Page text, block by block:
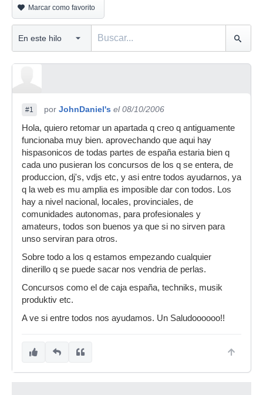
Marcar como favorito
#1 por JohnDaniel's el 08/10/2006
Hola, quiero retomar un apartada q creo q antiguamente
funcionaba muy bien. aprovechando que aqui hay
hispasonicos de todas partes de españa estaria bien q
cada uno pusieran los concursos de los q se entera, de
produccion, dj's, vdjs etc, y asi entre todos ayudarnos, ya
q la web es mu amplia es imposible dar con todos. Los
hay a nivel nacional, locales, provinciales, de
comunidades autonomas, para profesionales y
amateurs, todos son buenos ya que si no sirven para
unso serviran para otros.
Sobre todo a los q estamos empezando cualquier
dinerillo q se puede sacar nos vendria de perlas.
Concursos como el de caja españa, techniks, musik
produktiv etc.
A ve si entre todos nos ayudamos. Un Saludoooooo!!